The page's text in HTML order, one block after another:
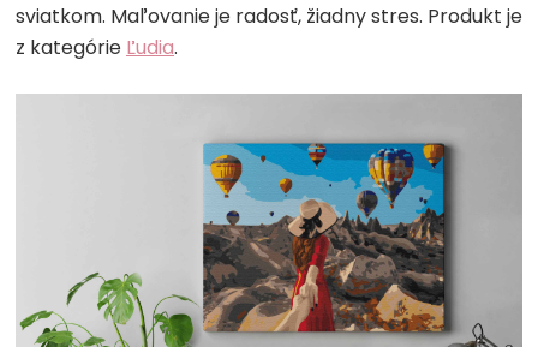
sviatkom. Maľovanie je radosť, žiadny stres. Produkt je
z kategórie Ľudia.